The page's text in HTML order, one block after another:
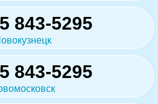
843-5295
843-5295